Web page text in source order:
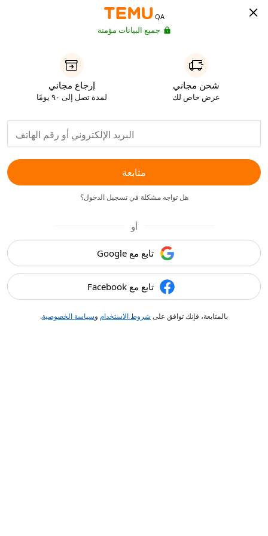
QA
جميع البيانات مؤمنة
شحن مجاني
عرض خاص لك
إرجاع مجاني
لمدة تصل إلى ٩٠ يومًا
متابعة
هل تواجه مشكلة في تسجيل الدخول؟
أو
تابع مع Google
تابع مع Facebook
بالمتابعة، فإنك توافق على شروط الاستخدام وسياسة الخصوصية.